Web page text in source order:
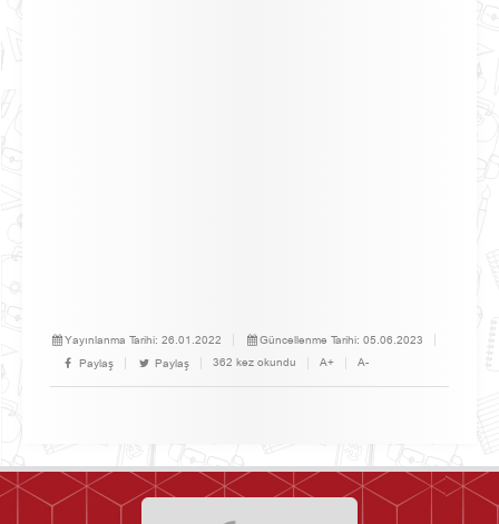
Yayınlanma Tarihi: 26.01.2022 Güncellenme Tarihi: 05.06.2023
Paylaş
Paylaş 362 kez okundu A+ A-